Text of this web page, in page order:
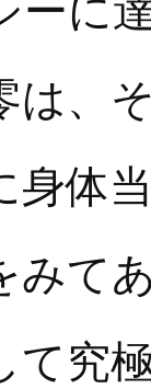
ーに
は、
身体
みて
て究